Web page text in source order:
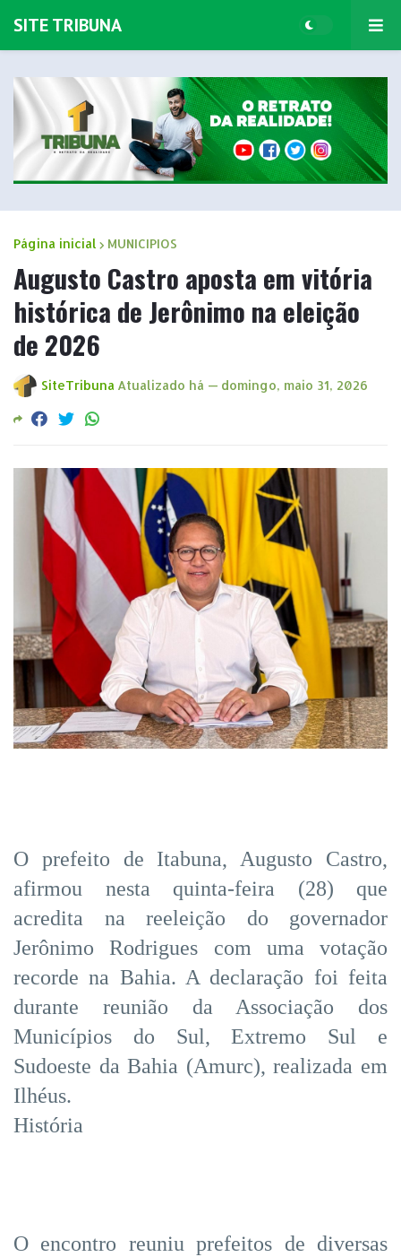
SITE TRIBUNA
Página inicial MUNICIPIOS
Augusto Castro aposta em vitória
histórica de Jerônimo na eleição
de 2026
SiteTribuna Atualizado há — domingo, maio 31, 2026
O prefeito de Itabuna, Augusto Castro,
afirmou nesta quinta-feira (28) que
acredita na reeleição do governador
Jerônimo Rodrigues com uma votação
recorde na Bahia. A declaração foi feita
durante reunião da Associação dos
Municípios do Sul, Extremo Sul e
Sudoeste da Bahia (Amurc), realizada em
Ilhéus.
História
O encontro reuniu prefeitos de diversas